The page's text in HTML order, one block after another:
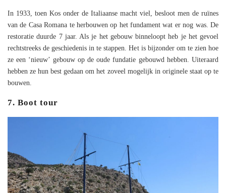
In 1933, toen Kos onder de Italiaanse macht viel, besloot men de ruïnes
van de Casa Romana te herbouwen op het fundament wat er nog was. De
restoratie duurde 7 jaar. Als je het gebouw binneloopt heb je het gevoel
rechtstreeks de geschiedenis in te stappen. Het is bijzonder om te zien hoe
ze een ‘nieuw’ gebouw op de oude fundatie gebouwd hebben. Uiteraard
hebben ze hun best gedaan om het zoveel mogelijk in originele staat op te
bouwen.
7. Boot tour